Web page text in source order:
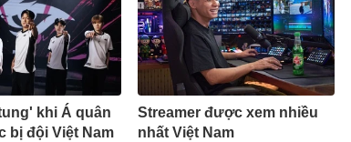
khi Á quân
bị đội Việt Nam
Streamer được xem nhiều
nhất Việt Nam